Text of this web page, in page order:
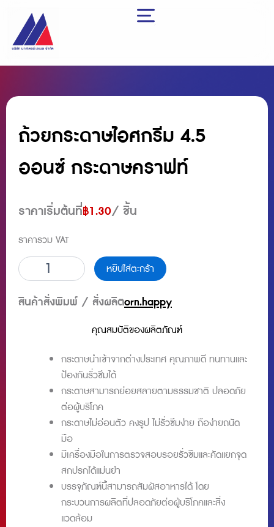
content
ถ้วยกระดาษไอศกรีม 4.5
ออนซ์ กระดาษคราฟท์
ราคาเริ่มต้นที่฿1.30/ ชิ้น
ราคารวม VAT
จำนวน
ถ้วย
ไอศกรีม
หยิบใส่ตะกร้า
สินค้าสั่งพิมพ์ / สั่งผลิตorn.happy
คุณสมบัติของผลิตภัณฑ์
กระดาษนำเข้าจากต่างประเทศ คุณภาพดี ทนทานและ
ป้องกันรั่วซึมได้
กระดาษสามารถย่อยสลายตามธรรมชาติ ปลอดภัย
ต่อผู้บริโภค
กระดาษไม่อ่อนตัว คงรูป ไม่รั่วซึมง่าย ถือง่ายถนัด
มือ
มีเครื่องมือในการตรวจสอบรอยรั่วซึมและคัดแยกจุด
สกปรกได้แม่นยำ
บรรจุภัณฑ์นี้สามารถสัมผัสอาหารได้ โดย
กระบวนการผลิตที่ปลอดภัยต่อผู้บริโภคและสิ่ง
แวดล้อม